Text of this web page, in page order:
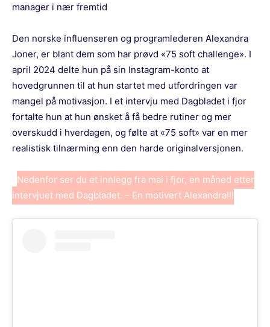
manager i nær fremtid
Den norske influenseren og programlederen Alexandra
Joner, er blant dem som har prøvd «75 soft challenge». I
april 2024 delte hun på sin Instagram-konto at
hovedgrunnen til at hun startet med utfordringen var
mangel på motivasjon. I et intervju med Dagbladet i fjor
fortalte hun at hun ønsket å få bedre rutiner og mer
overskudd i hverdagen, og følte at «75 soft» var en mer
realistisk tilnærming enn den harde originalversjonen.
Nedenfor ser du et innlegg fra mai i fjor, en måned etter
intervjuet med Dagbladet. – En motivert Alexandra!!!